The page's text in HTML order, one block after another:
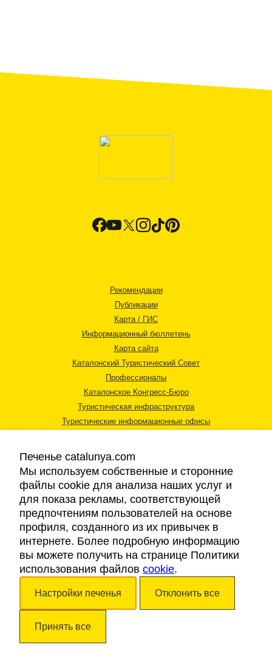
Рекомендации
Публикации
Карта / ГИС
Информационный бюллетень
Карта сайта
Каталонский Туристический Совет
Профессионалы
Каталонское Конгресс-Бюро
Туристическая инфраструктура
Туристические информационные офисы
Правовая информация
Cookies
Доступность
Авторские права © 2026. Каталонский Туристический Совет. Все права
Печенье catalunya.com
Мы используем собственные и сторонние
файлы cookie для анализа наших услуг и
для показа рекламы, соответствующей
предпочтениям пользователей на основе
профиля, созданного из их привычек в
интернете. Более подробную информацию
вы можете получить на странице Политики
использования файлов cookie.
Настройки печенья Отклонить все
Принять все